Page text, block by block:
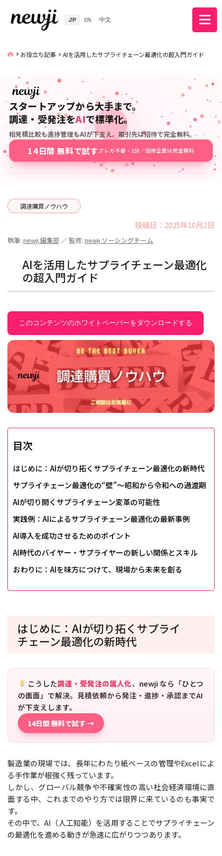
JP EN 中文
お役立ち記事 AIを活用したサプライチェーン最適化の超入門ガイド
スタートアップから大手まで。
調達・受発注をAIで標準化。
相見積比較も進捗管理もAIが下支え。取引先は招待で完全無料。
14日間 無料で試す クレカ不要・1分／招待企業は完全無料
調達購買ノウハウ
投稿日：2025年10月2日
執筆: newji 編集部 ／ 監修: newji ソーシングチーム
AIを活用したサプライチェーン最適化
の超入門ガイド
このコンテンツのホワイトペーパーをダウンロードする
目次
はじめに：AIが切り拓くサプライチェーン最適化の新時代
サプライチェーン最適化の“壁”～昭和から令和への過渡期
AIが切り開くサプライチェーン変革の可能性
実践例：AIによるサプライチェーン最適化の最新事例
AI導入を成功させるためのポイント
AI時代のバイヤー・サプライヤーの新しい関係とスキル
おわりに：AIを味方につけて、現場から未来を創る
はじめに：AIが切り拓くサプライ
チェーン最適化の新時代
こうした調達・受発注の属人化、newji なら「ひとつ
の画面」で解決。見積依頼から発注・進捗・承認までAI
が下支えします。
14日間 無料で試す →
製造業の現場では、長年にわたり紙ベースの管理やExcelによ
る手作業が根強く残っています。
しかし、グローバル競争や不確実性の高い社会経済環境に直
面する中、これまでのやり方では限界に来ているのも事実で
す。
その中で、AI（人工知能）を活用することでサプライチェーン
の最適化を進める動きが急速に広がりつつあります。